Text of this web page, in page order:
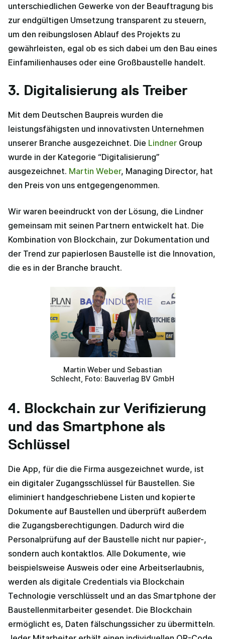
unterschiedlichen Gewerke von der Beauftragung bis
zur endgültigen Umsetzung transparent zu steuern,
um den reibungslosen Ablauf des Projekts zu
gewährleisten, egal ob es sich dabei um den Bau eines
Einfamilienhauses oder eine Großbaustelle handelt.
3. Digitalisierung als Treiber
Mit dem Deutschen Baupreis wurden die
leistungsfähigsten und innovativsten Unternehmen
unserer Branche ausgezeichnet. Die Lindner Group
wurde in der Kategorie “Digitalisierung”
ausgezeichnet. Martin Weber, Managing Director, hat
den Preis von uns entgegengenommen.
Wir waren beeindruckt von der Lösung, die Lindner
gemeinsam mit seinen Partnern entwickelt hat. Die
Kombination von Blockchain, zur Dokumentation und
der Trend zur papierlosen Baustelle ist die Innovation,
die es in der Branche braucht.
Martin Weber und Sebastian
Schlecht, Foto: Bauverlag BV GmbH
4. Blockchain zur Verifizierung
und das Smartphone als
Schlüssel
Die App, für die die Firma ausgezeichnet wurde, ist
ein digitaler Zugangsschlüssel für Baustellen. Sie
eliminiert handgeschriebene Listen und kopierte
Dokumente auf Baustellen und überprüft außerdem
die Zugangsberechtigungen. Dadurch wird die
Personalprüfung auf der Baustelle nicht nur papier-,
sondern auch kontaktlos. Alle Dokumente, wie
beispielsweise Ausweis oder eine Arbeitserlaubnis,
werden als digitale Credentials via Blockchain
Technologie verschlüsselt und an das Smartphone der
Baustellenmitarbeiter gesendet. Die Blockchain
ermöglicht es, Daten fälschungssicher zu übermitteln.